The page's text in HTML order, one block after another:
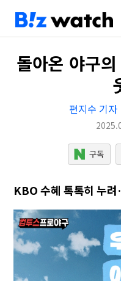
돌아온 야구
편지수 기자
KBO 수혜 톡톡히 누